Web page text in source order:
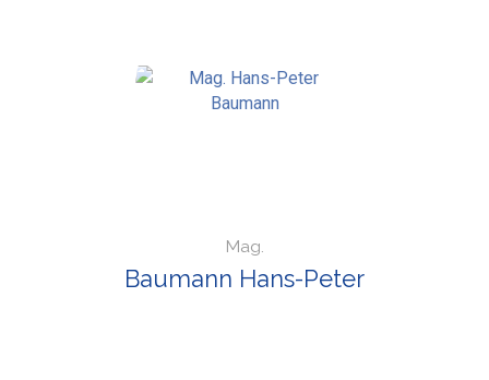
Mag.
Baumann Hans-Peter